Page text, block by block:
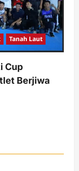
Tanah Laut
Cup
Berjiwa